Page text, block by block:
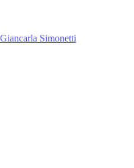
Simonetti